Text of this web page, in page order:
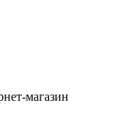
магазин